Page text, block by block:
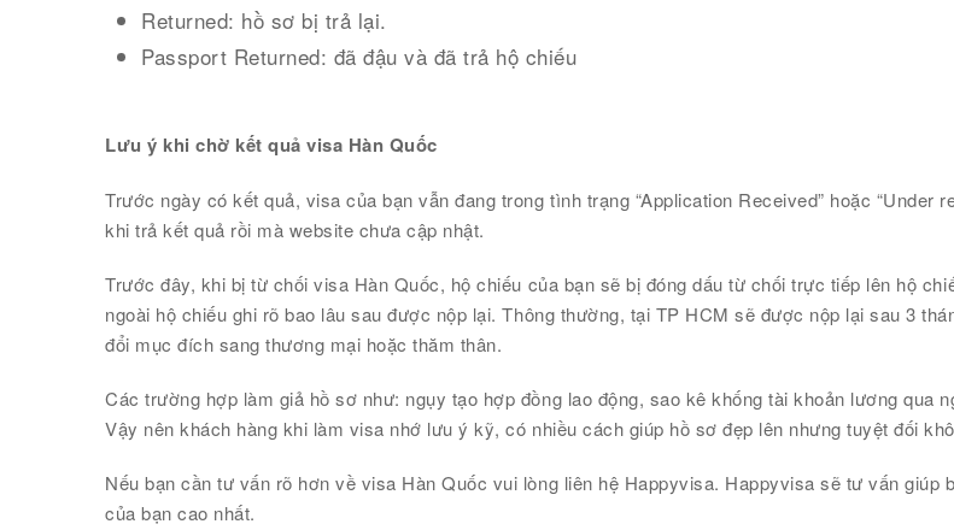
Returned: hồ sơ bị trả lại.
Passport Returned: đã đậu và đã trả hộ chiếu
Lưu ý khi chờ kết quả visa Hàn Quốc
Trước ngày có kết quả, visa của bạn vẫn đang trong tình trạng “Application Received” hoặc
khi trả kết quả rồi mà website chưa cập nhật.
Trước đây, khi bị từ chối visa Hàn Quốc, hộ chiếu của bạn sẽ bị đóng dấu từ chối trực tiếp lên hộ
ngoài hộ chiếu ghi rõ bao lâu sau được nộp lại. Thông thường, tại TP HCM sẽ được nộp lại sau 3
đổi mục đích sang thương mại hoặc thăm thân.
Các trường hợp làm giả hồ sơ như: ngụy tạo hợp đồng lao động, sao kê khống tài khoản lương qua
Vậy nên khách hàng khi làm visa nhớ lưu ý kỹ, có nhiều cách giúp hồ sơ đẹp lên nhưng tuyệt đối
Nếu bạn cần tư vấn rõ hơn về visa Hàn Quốc vui lòng liên hệ Happyvisa. Happyvisa sẽ tư vấn
của bạn cao nhất.